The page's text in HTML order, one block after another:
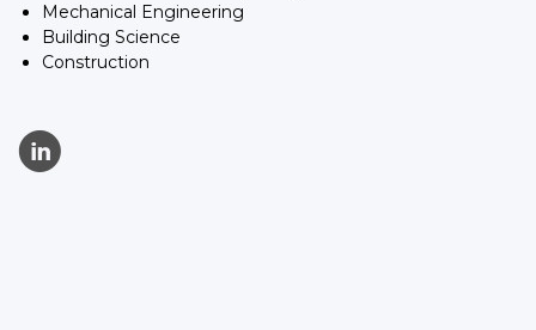
Mechanical Engineering
Building Science
Construction
C